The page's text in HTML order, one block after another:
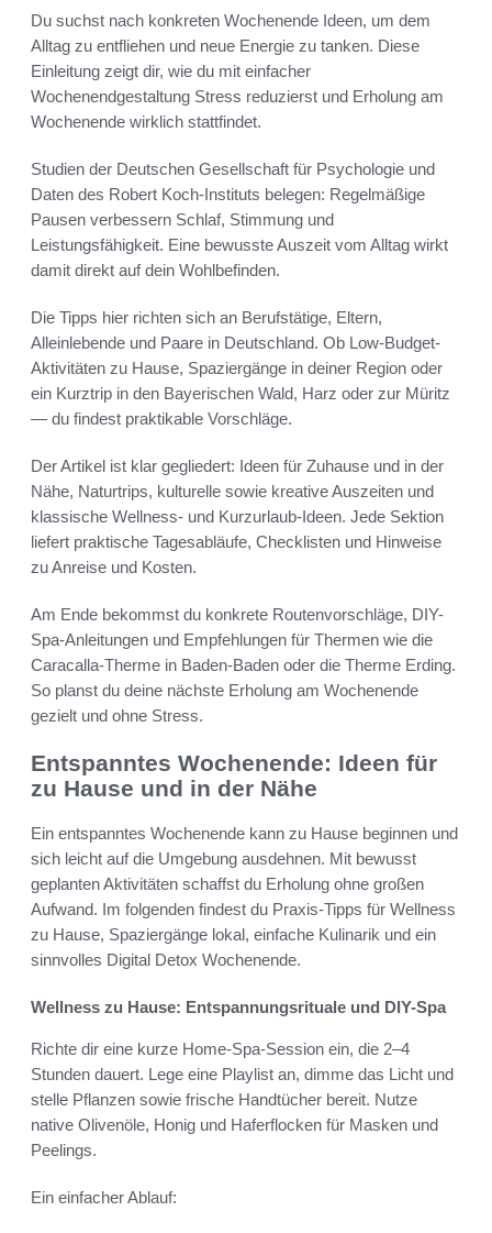
Du suchst nach konkreten Wochenende Ideen, um dem
Alltag zu entfliehen und neue Energie zu tanken. Diese
Einleitung zeigt dir, wie du mit einfacher
Wochenendgestaltung Stress reduzierst und Erholung am
Wochenende wirklich stattfindet.
Studien der Deutschen Gesellschaft für Psychologie und
Daten des Robert Koch-Instituts belegen: Regelmäßige
Pausen verbessern Schlaf, Stimmung und
Leistungsfähigkeit. Eine bewusste Auszeit vom Alltag wirkt
damit direkt auf dein Wohlbefinden.
Die Tipps hier richten sich an Berufstätige, Eltern,
Alleinlebende und Paare in Deutschland. Ob Low-Budget-
Aktivitäten zu Hause, Spaziergänge in deiner Region oder
ein Kurztrip in den Bayerischen Wald, Harz oder zur Müritz
— du findest praktikable Vorschläge.
Der Artikel ist klar gegliedert: Ideen für Zuhause und in der
Nähe, Naturtrips, kulturelle sowie kreative Auszeiten und
klassische Wellness- und Kurzurlaub-Ideen. Jede Sektion
liefert praktische Tagesabläufe, Checklisten und Hinweise
zu Anreise und Kosten.
Am Ende bekommst du konkrete Routenvorschläge, DIY-
Spa-Anleitungen und Empfehlungen für Thermen wie die
Caracalla-Therme in Baden-Baden oder die Therme Erding.
So planst du deine nächste Erholung am Wochenende
gezielt und ohne Stress.
Entspanntes Wochenende: Ideen für
zu Hause und in der Nähe
Ein entspanntes Wochenende kann zu Hause beginnen und
sich leicht auf die Umgebung ausdehnen. Mit bewusst
geplanten Aktivitäten schaffst du Erholung ohne großen
Aufwand. Im folgenden findest du Praxis-Tipps für Wellness
zu Hause, Spaziergänge lokal, einfache Kulinarik und ein
sinnvolles Digital Detox Wochenende.
Wellness zu Hause: Entspannungsrituale und DIY-Spa
Richte dir eine kurze Home-Spa-Session ein, die 2–4
Stunden dauert. Lege eine Playlist an, dimme das Licht und
stelle Pflanzen sowie frische Handtücher bereit. Nutze
native Olivenöle, Honig und Haferflocken für Masken und
Peelings.
Ein einfacher Ablauf: